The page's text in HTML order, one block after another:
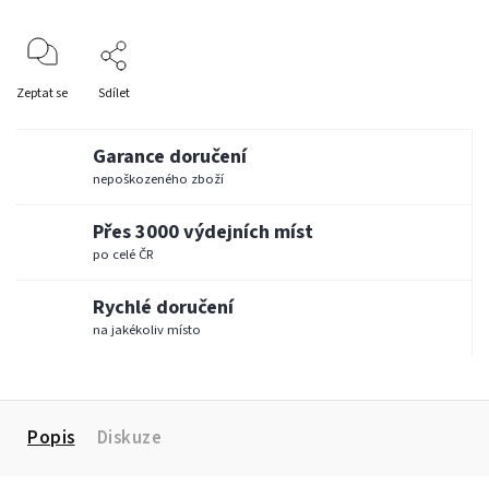
Zeptat se Sdílet
Garance doručení
nepoškozeného zboží
Přes 3000 výdejních míst
po celé ČR
Rychlé doručení
na jakékoliv místo
Popis Diskuze